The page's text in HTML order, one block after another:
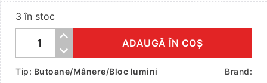
3 în stoc
Cantitate
usa
ADAUGĂ ÎN COȘ
Tip: Butoane/Mânere/Bloc lumini Brand: